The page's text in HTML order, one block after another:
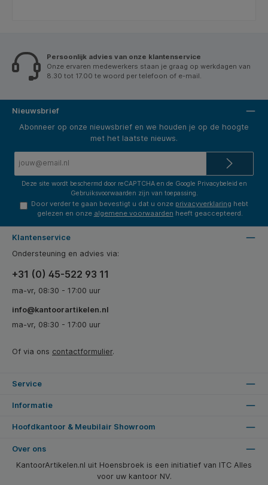
Persoonlijk advies van onze klantenservice
Onze ervaren medewerkers staan je graag op werkdagen van
8.30 tot 17.00 te woord per telefoon of e-mail.
Nieuwsbrief
Abonneer op onze nieuwsbrief en we houden je op de hoogte
met het laatste nieuws.
Deze site wordt beschermd door reCAPTCHA en de Google Privacybeleid en
Gebruiksvoorwaarden zijn van toepassing.
Door verder te gaan bevestigt u dat u onze privacyverklaring hebt
gelezen en onze algemene voorwaarden heeft geaccepteerd.
Klantenservice
Ondersteuning en advies via:
+31 (0) 45-522 93 11
ma-vr, 08:30 - 17:00 uur
info@kantoorartikelen.nl
ma-vr, 08:30 - 17:00 uur
Of via ons contactformulier.
Service
Informatie
Hoofdkantoor & Meubilair Showroom
Over ons
KantoorArtikelen.nl uit Hoensbroek is een initiatief van ITC Alles
voor uw kantoor NV.